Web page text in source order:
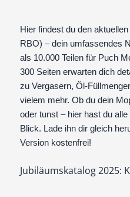
Hier findest du den
RBO) – dein umfassendes
als 10.000 Teilen für Puch
300 Seiten erwarten dich
zu Vergasern, Öl-
vielem mehr. Ob du dein
oder tunst – hier hast du
Blick. Lade ihn dir gleich
Version kostenfrei!
Jubiläumskatalog 2025: